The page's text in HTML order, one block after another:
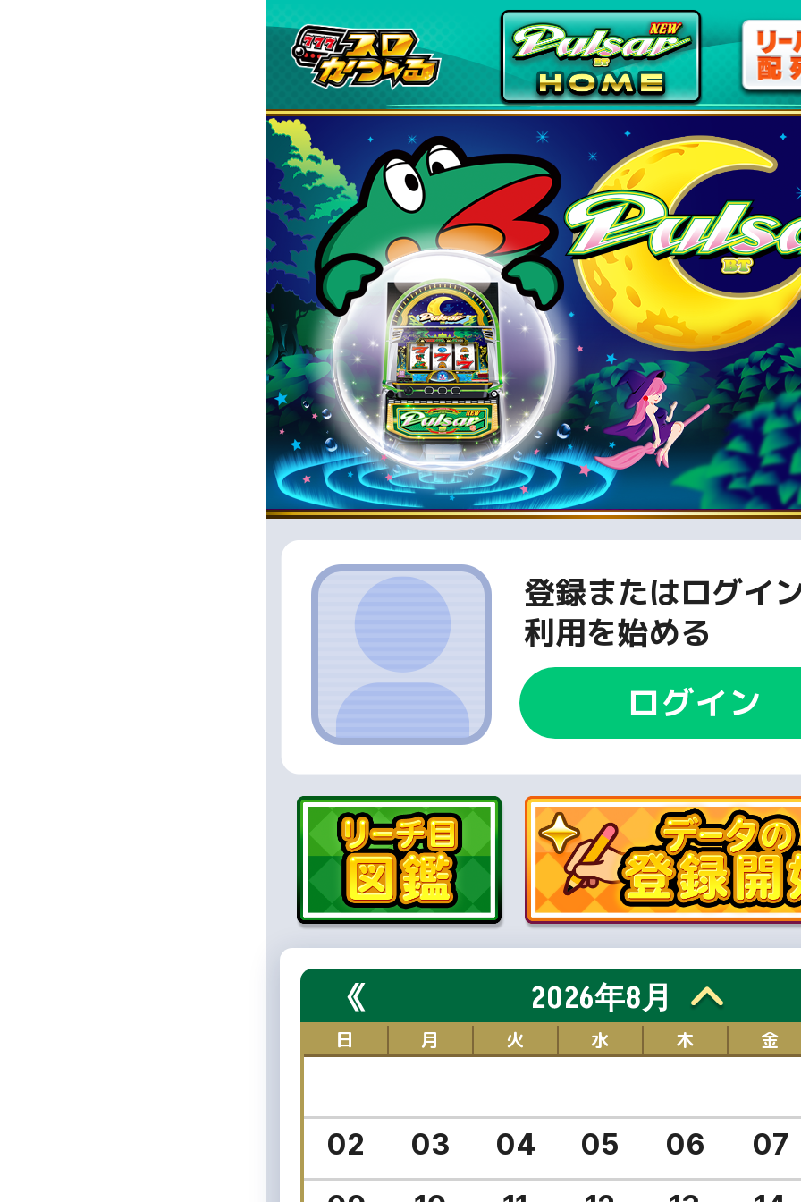
登録またはログイ
利用を始める
ログイン
《 2026年8月
日 月 火 水 木 金
02 03 04 05 06
07